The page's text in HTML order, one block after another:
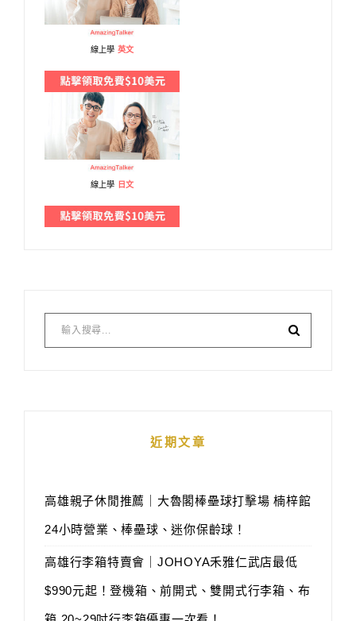
線上學 英文
線上學 日文
近期文章
高雄親子休閒推薦｜大魯閣棒壘球打擊場 楠梓館
24小時營業、棒壘球、迷你保齡球！
高雄行李箱特賣會｜JOHOYA禾雅仁武店最低
$990元起！登機箱、前開式、雙開式行李箱、布